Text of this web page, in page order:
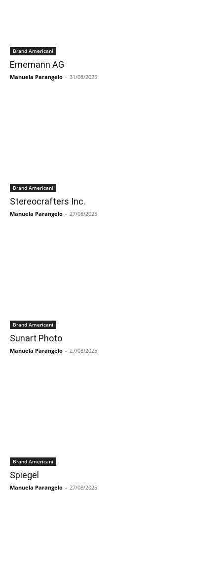
Brand Americani
Ernemann AG
Manuela Parangelo - 31/08/2025
Brand Americani
Stereocrafters Inc.
Manuela Parangelo - 27/08/2025
Brand Americani
Sunart Photo
Manuela Parangelo - 27/08/2025
Brand Americani
Spiegel
Manuela Parangelo - 27/08/2025